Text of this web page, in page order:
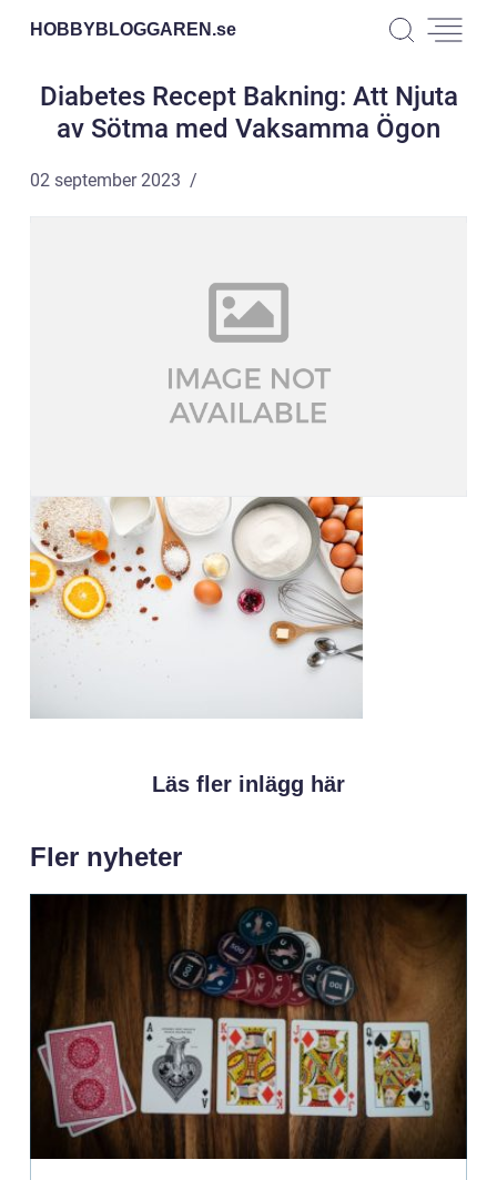
HOBBYBLOGGAREN.se
Diabetes Recept Bakning: Att Njuta
av Sötma med Vaksamma Ögon
02 september 2023
Läs fler inlägg här
Fler nyheter